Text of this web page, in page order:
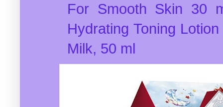
For Smooth Skin 30
Hydrating Toning
Milk, 50 ml